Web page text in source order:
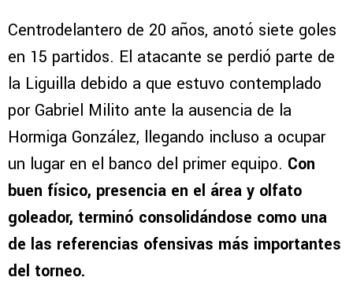
Centrodelantero de 20 años, anotó siete goles
en 15 partidos. El atacante se perdió parte de
la Liguilla debido a que estuvo contemplado
por Gabriel Milito ante la ausencia de la
Hormiga González, llegando incluso a ocupar
un lugar en el banco del primer equipo. Con
buen físico, presencia en el área y olfato
goleador, terminó consolidándose como una
de las referencias ofensivas más importantes
del torneo.